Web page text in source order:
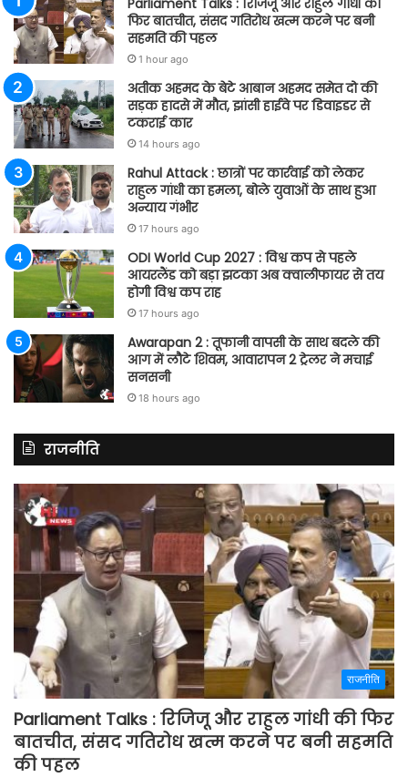
फिर बातचीत, संसद गतिरोध खत्म करने पर बनी
सहमति की पहल
1 hour ago
अतीक अहमद के बेटे आबान अहमद समेत दो की
सड़क हादसे में मौत, झांसी हाईवे पर डिवाइडर से
टकराई कार
14 hours ago
Rahul Attack : छात्रों पर कार्रवाई को लेकर
राहुल गांधी का हमला, बोले युवाओं के साथ हुआ
अन्याय गंभीर
17 hours ago
ODI World Cup 2027 : विश्व कप से पहले
आयरलैंड को बड़ा झटका अब क्वालीफायर से तय
होगी विश्व कप राह
17 hours ago
Awarapan 2 : तूफानी वापसी के साथ बदले की
आग में लौटे शिवम, आवारापन 2 ट्रेलर ने मचाई
सनसनी
18 hours ago
राजनीति
राजनीति
Parliament Talks : रिजिजू और राहुल गांधी की फिर
बातचीत, संसद गतिरोध खत्म करने पर बनी सहमति
की पहल